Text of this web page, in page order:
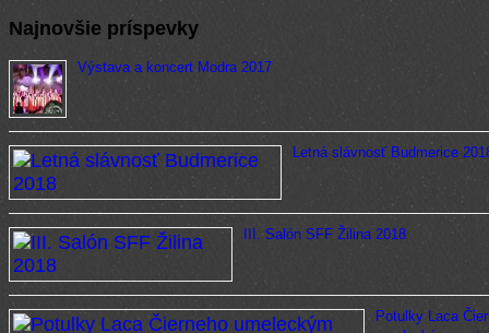
Najnovšie príspevky
Výstava a koncert Modra 2017
Letná slávnosť Budmerice
III. Salón SFF Žilina 2018
Potulky Laca